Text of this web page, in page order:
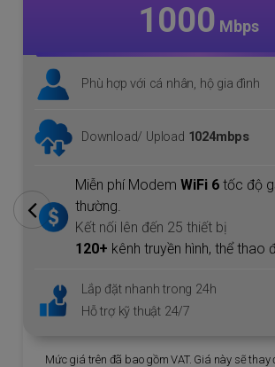
1000 Mbps
Phù hợp với cá nhân, hộ gia đình
Download/ Upload 1024mbps
Miễn phí Modem WiFi 6 tốc độ
thường.
Kết nối lên đến 25 thiết bị
120+ kênh truyền hình, thể thao
Lắp đặt nhanh trong 24h
Hỗ trợ kỹ thuật 24/7
Mức giá trên đã bao gồm VAT. Giá này sẽ thay